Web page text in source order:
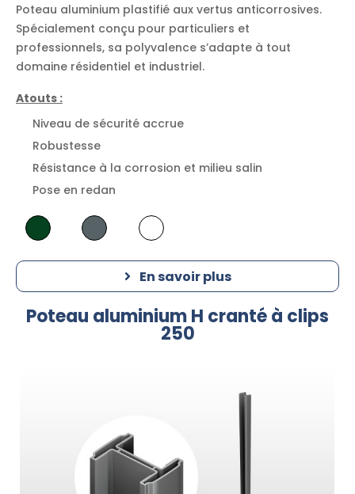
Poteau aluminium plastifié aux vertus anticorrosives.
Spécialement conçu pour particuliers et
professionnels, sa polyvalence s’adapte à tout
domaine résidentiel et industriel.
Atouts :
Niveau de sécurité accrue
Robustesse
Résistance à la corrosion et milieu salin
Pose en redan
En savoir plus
Poteau aluminium H cranté à clips
250